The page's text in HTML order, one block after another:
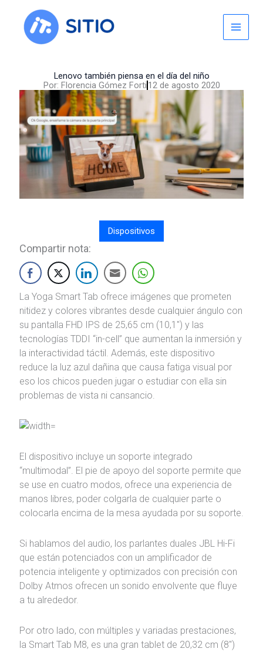
content
Lenovo también piensa en el día del niño
Por: Florencia Gómez Forti 12 de agosto 2020
Dispositivos
Compartir nota:
La Yoga Smart Tab ofrece imágenes que prometen
nitidez y colores vibrantes desde cualquier ángulo con
su pantalla FHD IPS de 25,65 cm (10,1″) y las
tecnologías TDDI “in-cell” que aumentan la inmersión y
la interactividad táctil. Además, este dispositivo
reduce la luz azul dañina que causa fatiga visual por
eso los chicos pueden jugar o estudiar con ella sin
problemas de vista ni cansancio.
El dispositivo incluye un soporte integrado
“multimodal”. El pie de apoyo del soporte permite que
se use en cuatro modos, ofrece una experiencia de
manos libres, poder colgarla de cualquier parte o
colocarla encima de la mesa ayudada por su soporte.
Si hablamos del audio, los parlantes duales JBL Hi-Fi
que están potenciados con un amplificador de
potencia inteligente y optimizados con precisión con
Dolby Atmos ofrecen un sonido envolvente que fluye
a tu alrededor.
Por otro lado, con múltiples y variadas prestaciones,
la Smart Tab M8, es una gran tablet de 20,32 cm (8″)